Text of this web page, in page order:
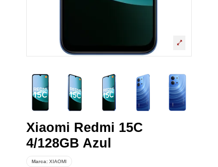
Xiaomi Redmi 15C
4/128GB Azul
Marca: XIAOMI